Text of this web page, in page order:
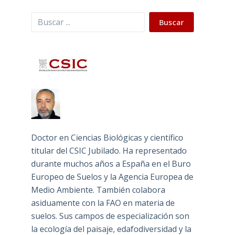
Buscar Buscar
Doctor en Ciencias Biológicas y científico
titular del CSIC Jubilado. Ha representado
durante muchos años a España en el Buro
Europeo de Suelos y la Agencia Europea de
Medio Ambiente. También colabora
asiduamente con la FAO en materia de
suelos. Sus campos de especialización son
la ecología del paisaje, edafodiversidad y la